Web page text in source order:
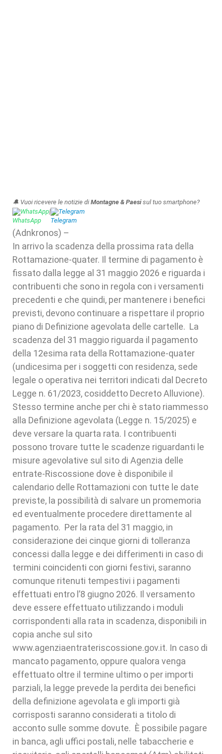
🔔 Vuoi ricevere le notizie di Montagne & Paesisul tuo smartphone?
WhatsApp| Telegram
(Adnkronos) –
In arrivo la scadenza della prossima rata della
Rottamazione-quater. Il termine di pagamento è
fissato dalla legge al 31 maggio 2026 e riguarda i
contribuenti che sono in regola con i versamenti
precedenti e che quindi, per mantenere i benefici
previsti, devono continuare a rispettare il proprio
piano di Definizione agevolata delle cartelle. La
scadenza del 31 maggio riguarda il pagamento
della 12esima rata della Rottamazione-quater
(undicesima per i soggetti con residenza, sede
legale o operativa nei territori indicati dal Decreto
Legge n. 61/2023, cosiddetto Decreto Alluvione).
Stesso termine anche per chi è stato riammesso
alla Definizione agevolata (Legge n. 15/2025) e
deve versare la quarta rata. I contribuenti
possono trovare tutte le scadenze riguardanti le
misure agevolative sul sito di Agenzia delle
entrate-Riscossione dove è disponibile il
calendario delle Rottamazioni con tutte le date
previste, la possibilità di salvare un promemoria
ed eventualmente procedere direttamente al
pagamento. Per la rata del 31 maggio, in
considerazione dei cinque giorni di tolleranza
concessi dalla legge e dei differimenti in caso di
termini coincidenti con giorni festivi, saranno
comunque ritenuti tempestivi i pagamenti
effettuati entro l’8 giugno 2026. Il versamento
deve essere effettuato utilizzando i moduli
corrispondenti alla rata in scadenza, disponibili in
copia anche sul sito
www.agenziaentrateriscossione.gov.it. In caso di
mancato pagamento, oppure qualora venga
effettuato oltre il termine ultimo o per importi
parziali, la legge prevede la perdita dei benefici
della definizione agevolata e gli importi già
corrisposti saranno considerati a titolo di
acconto sulle somme dovute. È possibile pagare
in banca, agli uffici postali, nelle tabaccherie e